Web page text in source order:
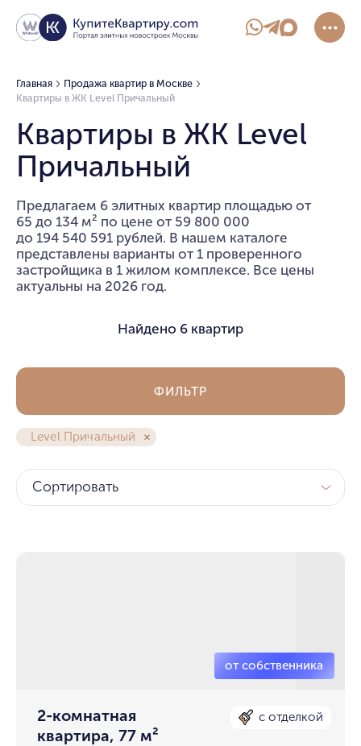
Главная
Продажа квартир в Москве
Квартиры в ЖК Level Причальный
Квартиры в ЖК Level
Причальный
Предлагаем 6 элитных квартир площадью от
65 до 134 м² по цене от 59 800 000
до 194 540 591 рублей. В нашем каталоге
представлены варианты от 1 проверенного
застройщика в 1 жилом комплексе. Все цены
актуальны на 2026 год.
Найдено 6 квартир
Level Причальный
ФИЛЬТР
Сортировать
2-комнатная
квартира, 77 м²
с отделкой